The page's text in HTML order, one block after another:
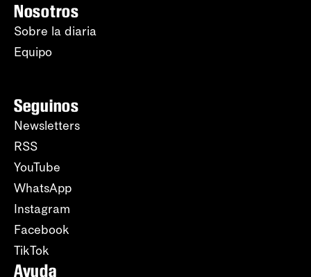
Nosotros
Sobre la diaria
Equipo
Seguinos
Newsletters
RSS
YouTube
WhatsApp
Instagram
Facebook
TikTok
Ayuda